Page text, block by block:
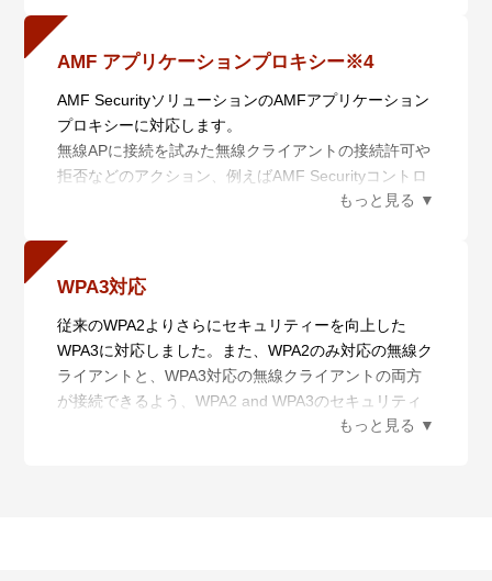
簡単に利用できるだけでなく、誤接続によるウイルス
感染やデータ窃取などのセキュリティーリスクも回避
ント会場などでのOpenRoamingに対応したWi-Fiネッ
トワークを提供することができます。
い。
AMF アプリケーションプロキシー※4
AMF SecurityソリューションのAMFアプリケーション
プロキシーに対応します。
無線APに接続を試みた無線クライアントの接続許可や
拒否などのアクション、例えばAMF Securityコントロ
ーラーが連携しているファイアウォールが検知した被
VLAN変更による隔離といったアクションが行えま
す。これによりネットワーク内での二次感染などを防
す。
※4 AMF Securityコントローラー、およびAT-Vista
Manager EXの無線LANコントローラーが必要となり
WPA3対応
従来のWPA2よりさらにセキュリティーを向上した
WPA3に対応しました。また、WPA2のみ対応の無線ク
ライアントと、WPA3対応の無線クライアントの両方
が接続できるよう、WPA2 and WPA3のセキュリティ